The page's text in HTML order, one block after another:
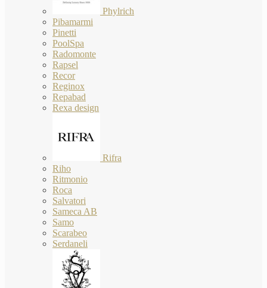
Phylrich
Pibamarmi
Pinetti
PoolSpa
Radomonte
Rapsel
Recor
Reginox
Repabad
Rexa design
Rifra
Riho
Ritmonio
Roca
Salvatori
Sameca AB
Samo
Scarabeo
Serdaneli